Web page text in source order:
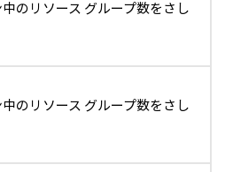
のリソース グループ数をさし
のリソース グループ数をさし